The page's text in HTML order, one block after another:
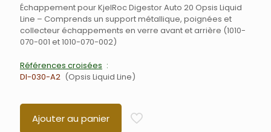
Échappement pour KjelRoc Digestor Auto 20 Opsis Liquid
Line – Comprends un support métallique, poignées et
collecteur échappements en verre avant et arrière (1010-
070-001 et 1010-070-002)
Références croisées
DI-030-A2
Opsis Liquid Line
Ajouter au panier